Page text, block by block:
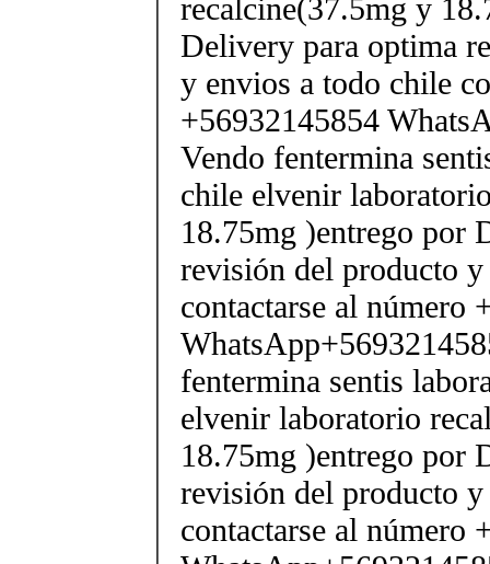
recalcine(37.5mg y
Delivery para optima
y envios a todo chile
+56932145854
Vendo fentermina
chile elvenir
18.75mg )entrego por
revisión del producto
contactarse al número
fentermina sentis
elvenir laboratorio
18.75mg )entrego por
revisión del producto
contactarse al número